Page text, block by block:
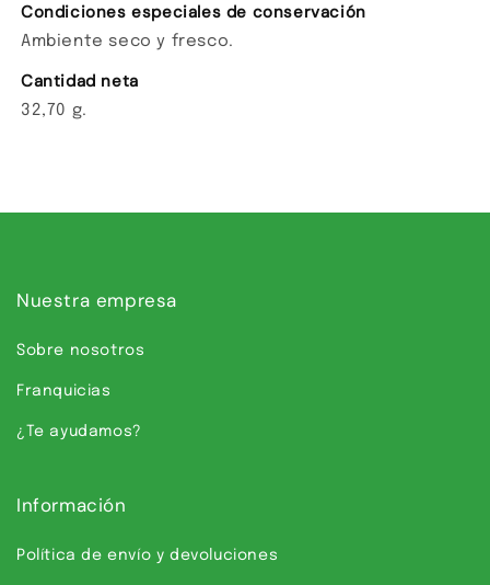
Condiciones especiales de conservación
Ambiente seco y fresco.
Cantidad neta
32,70 g.
Nuestra empresa
Sobre nosotros
Franquicias
¿Te ayudamos?
Información
Política de envío y devoluciones